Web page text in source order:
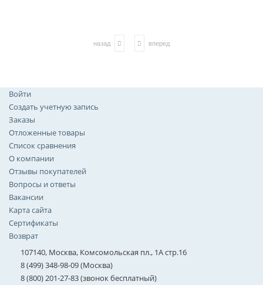
назад вперед
Войти
Создать учетную запись
Заказы
Отложенные товары
Список сравнения
О компании
Отзывы покупателей
Вопросы и ответы
Вакансии
Карта сайта
Сертификаты
Возврат
107140, Москва, Комсомольская пл., 1А стр.16
8 (499) 348-98-09 (Москва)
8 (800) 201-27-83 (звонок бесплатный)